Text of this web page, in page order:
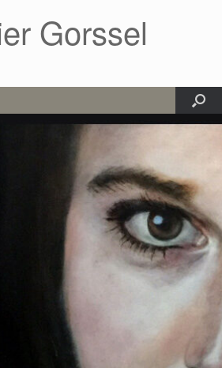
Gorssel